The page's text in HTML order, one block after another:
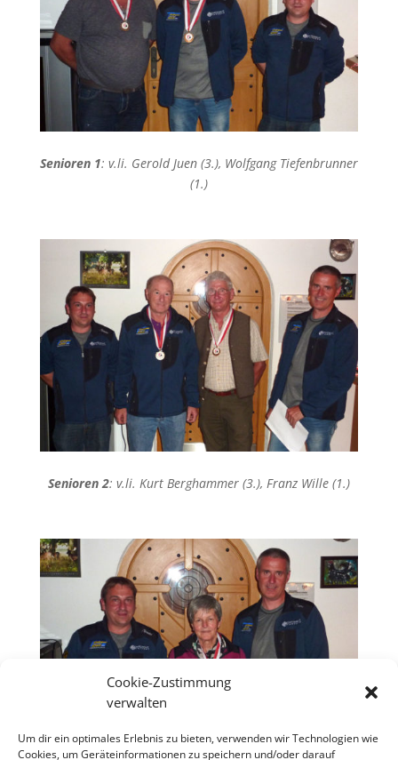
Cookie-Zustimmung
verwalten
Um dir ein optimales Erlebnis zu bieten, verwenden wir Technologien wie
Cookies, um Geräteinformationen zu speichern und/oder darauf
Senioren 1: v.li. Gerold Juen (3.), Wolfgang Tiefenbrunner
(1.)
Senioren 2: v.li. Kurt Berghammer (3.), Franz Wille (1.)